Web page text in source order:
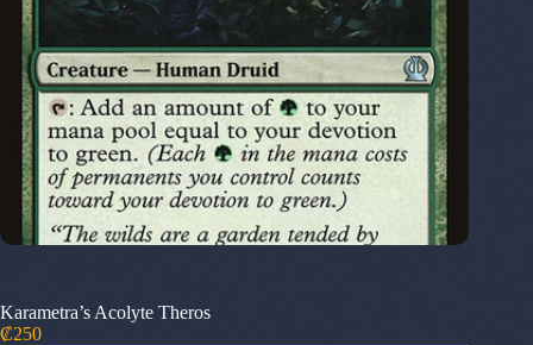
Karametra’s Acolyte Theros
₡250